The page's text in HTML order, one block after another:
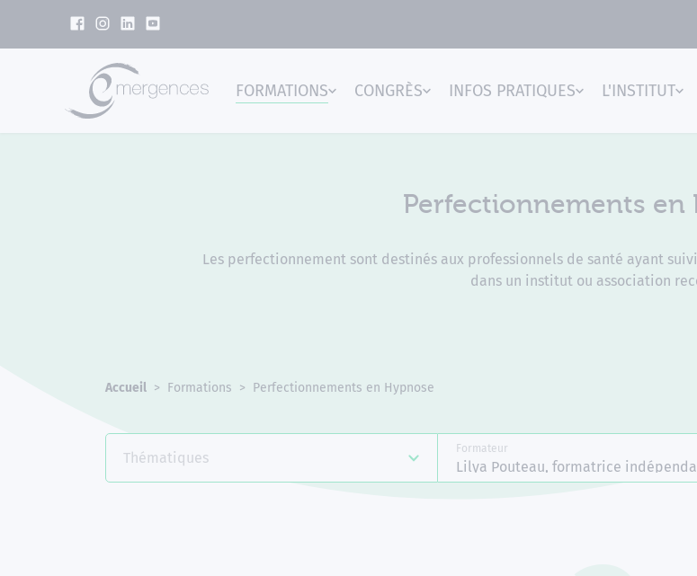
FORMATIONS CONGRÈS INFOS PRATIQUES L'INSTITUT
Perfectionnements en
Les perfectionnement sont destinés aux professionnels de santé ayant
dans un institut ou association
Accueil Formations Perfectionnements en Hypnose
Thématiques
Formateur
Lilya Pouteau, formatrice